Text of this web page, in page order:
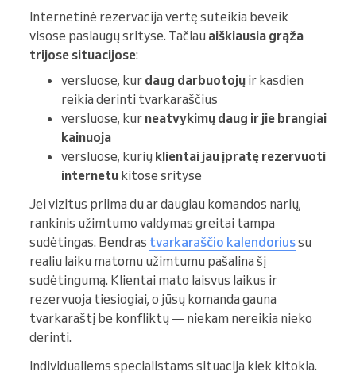
Internetinė rezervacija vertę suteikia beveik
visose paslaugų srityse. Tačiau aiškiausia grąža
trijose situacijose:
versluose, kur daug darbuotojų ir kasdien
reikia derinti tvarkaraščius
versluose, kur neatvykimų daug ir jie brangiai
kainuoja
versluose, kurių klientai jau įpratę rezervuoti
internetu kitose srityse
Jei vizitus priima du ar daugiau komandos narių,
rankinis užimtumo valdymas greitai tampa
sudėtingas. Bendras tvarkaraščio kalendoriussu
realiu laiku matomu užimtumu pašalina šį
sudėtingumą. Klientai mato laisvus laikus ir
rezervuoja tiesiogiai, o jūsų komanda gauna
tvarkaraštį be konfliktų — niekam nereikia nieko
derinti.
Individualiems specialistams situacija kiek kitokia.